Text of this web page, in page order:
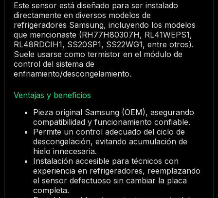
Este sensor está diseñado para ser instalado
directamente en diversos modelos de
refrigeradores Samsung, incluyendo los modelos
que mencionaste (RH77H80307H, RL41WEPS1,
RL48RDCIH1, SS20SP1, SS22WG1, entre otros).
Suele usarse como termistor en el módulo de
control del sistema de
enfriamiento/descongelamiento.
Ventajas y beneficios
Pieza original Samsung (OEM), asegurando
compatibilidad y funcionamiento confiable.
Permite un control adecuado del ciclo de
descongelación, evitando acumulación de
hielo innecesaria.
Instalación accesible para técnicos con
experiencia en refrigeradores, reemplazando
el sensor defectuoso sin cambiar la placa
completa.